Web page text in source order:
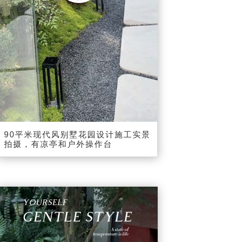
00:00 00:20
90平米现代风别墅花园设计施工实景
拍摄，有凉亭和户外操作台